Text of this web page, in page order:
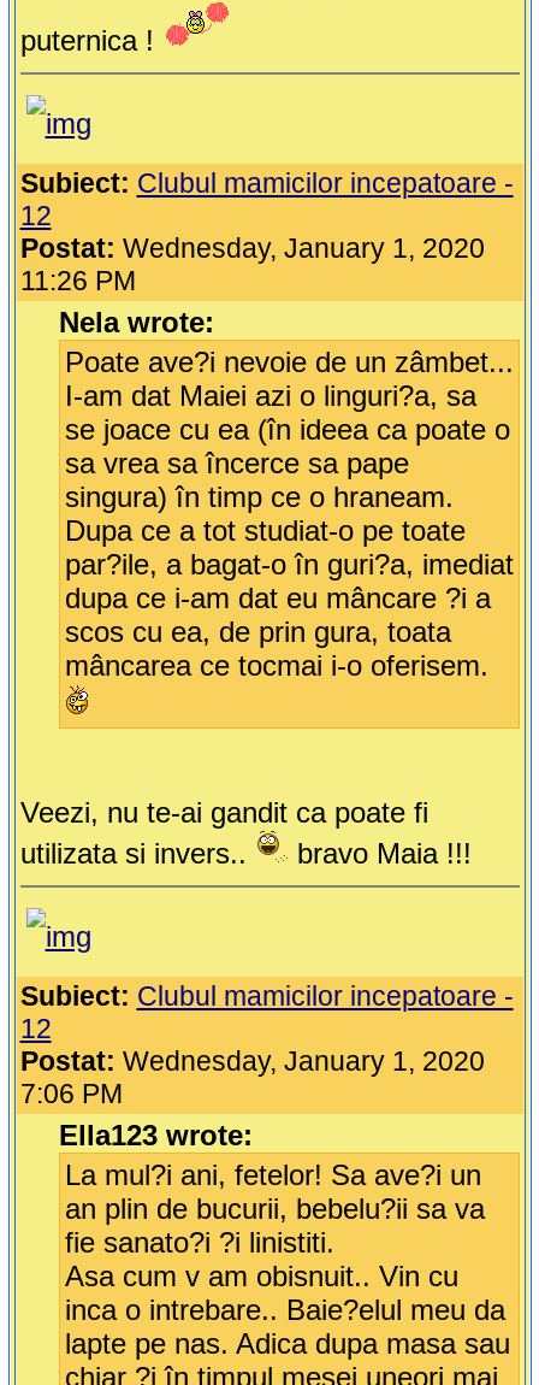
puternica !
Subiect: Clubul mamicilor incepatoare -
12
Postat: Wednesday, January 1, 2020
11:26 PM
Nela wrote:
Poate ave?i nevoie de un zâmbet...
I-am dat Maiei azi o linguri?a, sa
se joace cu ea (în ideea ca poate o
sa vrea sa încerce sa pape
singura) în timp ce o hraneam.
Dupa ce a tot studiat-o pe toate
par?ile, a bagat-o în guri?a, imediat
dupa ce i-am dat eu mâncare ?i a
scos cu ea, de prin gura, toata
mâncarea ce tocmai i-o oferisem.
Veezi, nu te-ai gandit ca poate fi
utilizata si invers..
bravo Maia !!!
Subiect: Clubul mamicilor incepatoare -
12
Postat: Wednesday, January 1, 2020
7:06 PM
Ella123 wrote:
La mul?i ani, fetelor! Sa ave?i un
an plin de bucurii, bebelu?ii sa va
fie sanato?i ?i linistiti.
Asa cum v am obisnuit.. Vin cu
inca o intrebare.. Baie?elul meu da
lapte pe nas. Adica dupa masa sau
chiar ?i în timpul mesei uneori mai